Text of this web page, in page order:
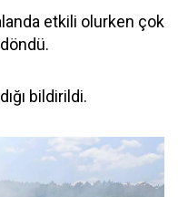
etkili olurken çok
bildirildi.